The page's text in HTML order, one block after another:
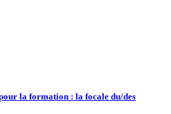
la formation : la focale du/des